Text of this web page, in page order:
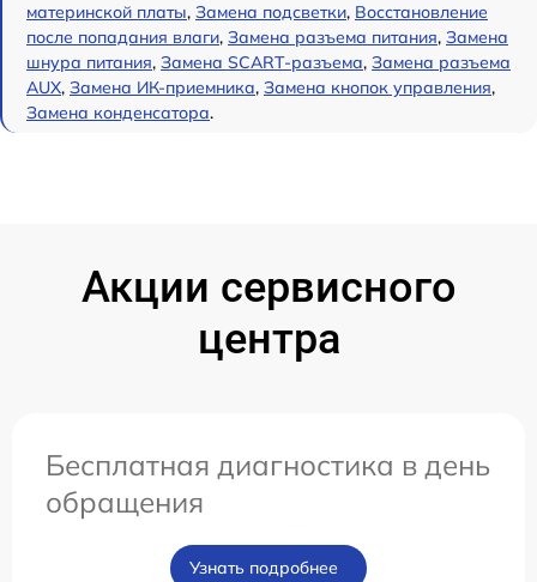
материнской платы, Замена подсветки, Восстановление
после попадания влаги, Замена разъема питания, Замена
шнура питания, Замена SCART-разъема, Замена разъема
AUX, Замена ИК-приемника, Замена кнопок управления,
Замена конденсатора.
Акции сервисного
центра
Бесплатная диагностика в день
обращения
Узнать подробнее